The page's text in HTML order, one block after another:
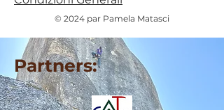
© 2024 par Pamela Matasci
Partners: